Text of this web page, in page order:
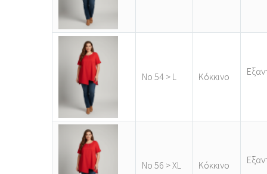
Νο 54 > L Κόκκινο
Νο 56 > XL Κόκκινο